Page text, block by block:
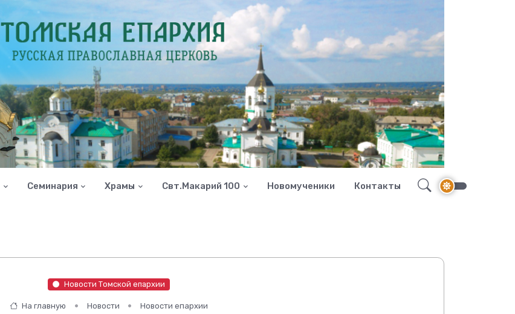
Семинария Храмы Свт.Макарий 100 Новомученики Контакты
Новости Томской епархии
На главную Новости Новости епархии